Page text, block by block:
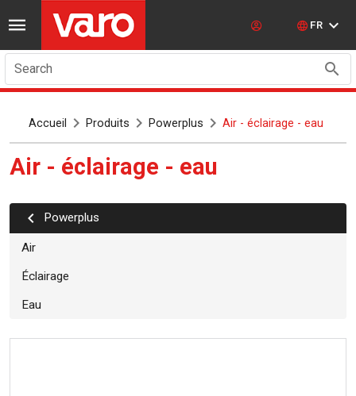
FR
Search
Accueil Produits Powerplus Air - éclairage - eau
Air - éclairage - eau
powerplus
Air
Éclairage
Eau